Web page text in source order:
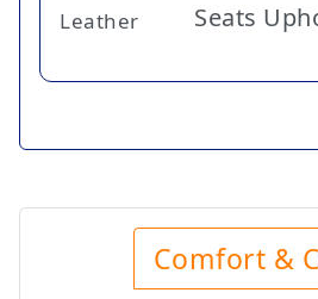
Seats
Leather
Comfort &